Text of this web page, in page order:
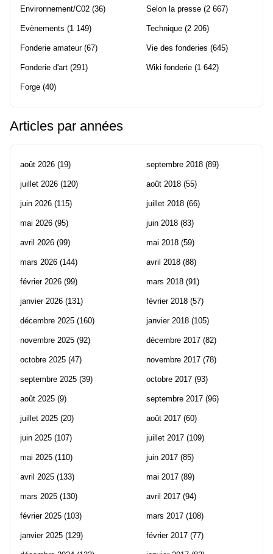
Environnement/C02 (36)
Evènements (1 149)
Fonderie amateur(67)
Fonderie d'art (291)
Forge (40)
Selon la presse (2 667)
Technique (2 206)
Vie des fonderies (645)
Wiki fonderie (1 642)
Articles par années
août 2026 (19)
juillet 2026 (120)
juin 2026 (115)
mai 2026 (95)
avril 2026 (99)
mars 2026 (144)
février 2026 (99)
janvier 2026 (131)
décembre 2025 (160)
novembre 2025 (92)
octobre 2025 (47)
septembre 2025 (39)
août 2025 (9)
juillet 2025 (20)
juin 2025 (107)
mai 2025 (110)
avril 2025 (133)
mars 2025 (130)
février 2025 (103)
janvier 2025 (129)
septembre 2018 (89)
août 2018 (55)
juillet 2018 (66)
juin 2018 (83)
mai 2018 (59)
avril 2018 (88)
mars 2018 (91)
février 2018 (57)
janvier 2018 (105)
décembre 2017 (82)
novembre 2017 (78)
octobre 2017 (93)
septembre 2017 (96)
août 2017 (60)
juillet 2017 (109)
juin 2017 (85)
mai 2017 (89)
avril 2017 (94)
mars 2017 (108)
février 2017 (77)